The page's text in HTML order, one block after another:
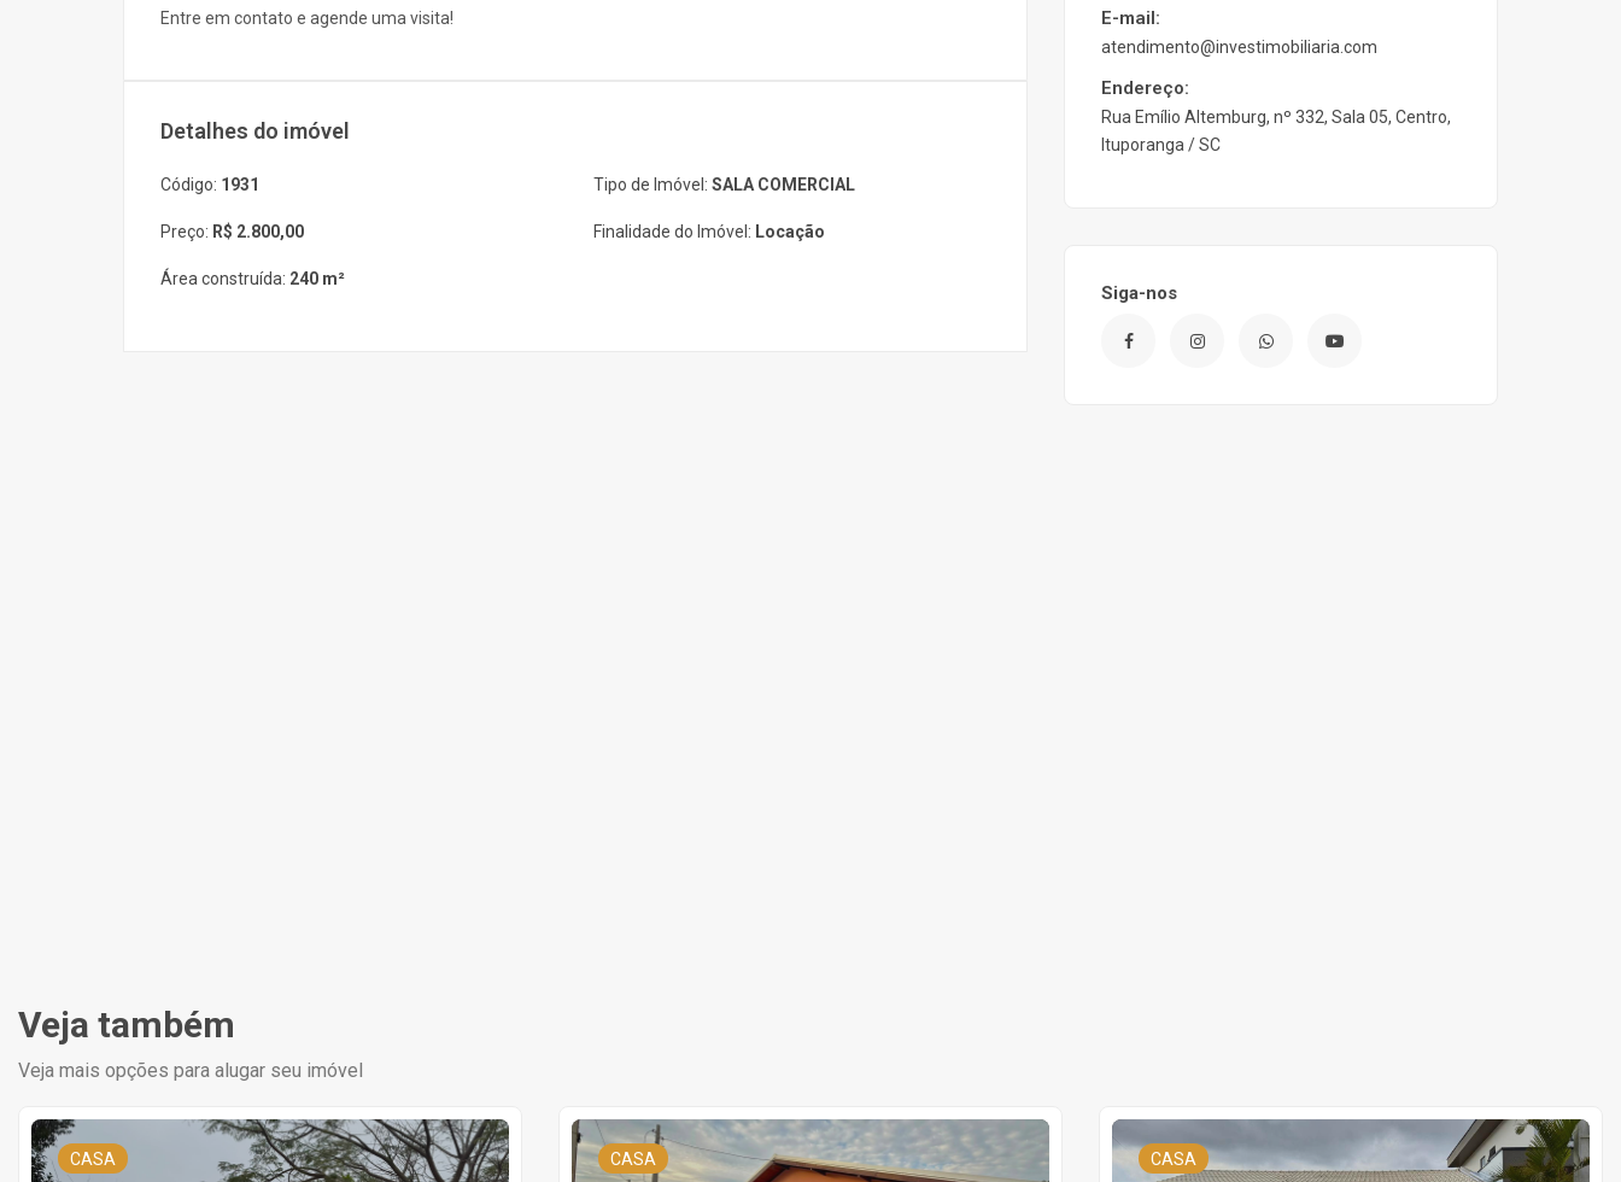
Entre em contato e agende uma visita!
Detalhes do imóvel
Código: 1931
Preço: R$ 2.800,00
Área construída: 240 m²
Tipo de Imóvel: SALA COMERCIAL
Finalidade do Imóvel: Locação
E-mail:
atendimento@investimobiliaria.com
Endereço:
Rua Emílio Altemburg, nº 332, Sala 05, Centro,
Ituporanga / SC
Siga-nos
Veja também
Veja mais opções para alugar seu imóvel
CASA CASA CASA